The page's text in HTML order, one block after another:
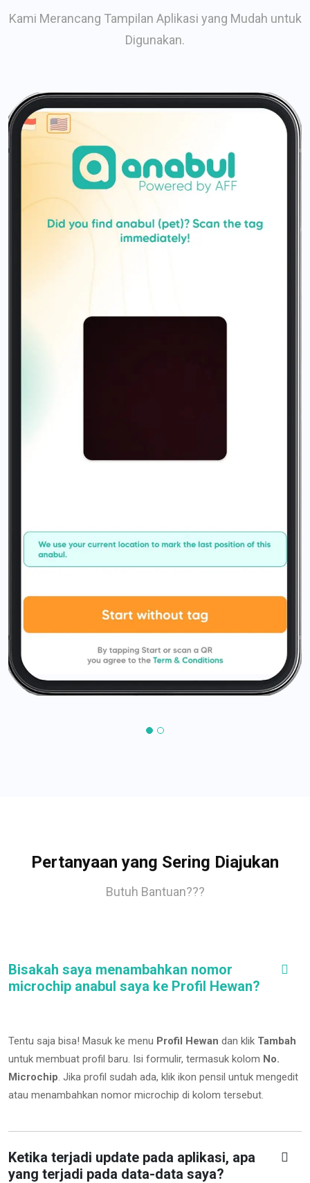
Kami Merancang Tampilan Aplikasi yang Mudah untuk
Digunakan.
Pertanyaan yang Sering Diajukan
Butuh Bantuan???
Bisakah saya menambahkan nomor
microchip anabul saya ke Profil Hewan?
Tentu saja bisa! Masuk ke menu Profil Hewan dan klik Tambah
untuk membuat profil baru. Isi formulir, termasuk kolom No.
Microchip. Jika profil sudah ada, klik ikon pensil untuk mengedit
atau menambahkan nomor microchip di kolom tersebut.
Ketika terjadi update pada aplikasi, apa
yang terjadi pada data-data saya?